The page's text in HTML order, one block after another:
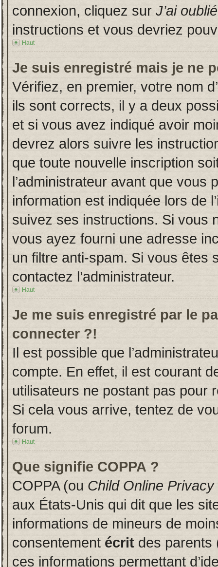
connexion, cliquez sur J’ai
instructions et vous devriez
Haut
Je suis enregistré mais je ne
Vérifiez, en premier, votre nom
ils sont corrects, il y a deux
et si vous avez indiqué avoir
devrez alors suivre les
que toute nouvelle inscription
l’administrateur avant que vous
information est indiquée lors de
suivez ses instructions. Si vous
vous ayez fourni une adresse
un filtre anti-spam. Si vous êtes
contactez l’administrateur.
Haut
Je me suis enregistré par le
connecter ?!
Il est possible que
compte. En effet, il est courant
utilisateurs ne postant pas pour
Si cela vous arrive, tentez de
forum.
Haut
Que signifie COPPA ?
COPPA (ou Child Online
aux États-Unis qui dit que les
informations de mineurs de
consentement écrit des parents
ces informations permettant